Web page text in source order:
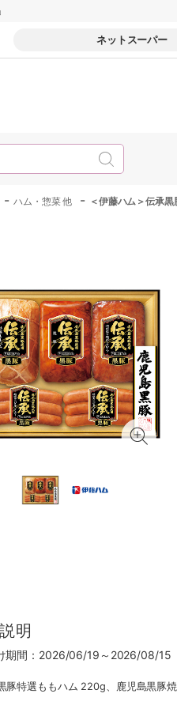
ネットスーパー
-ハム・惣菜 他 - ＜伊藤ハム＞伝承黒
明
期間：2026/06/19～2026/08/15
豚特選ももハム 220g、鹿児島黒豚